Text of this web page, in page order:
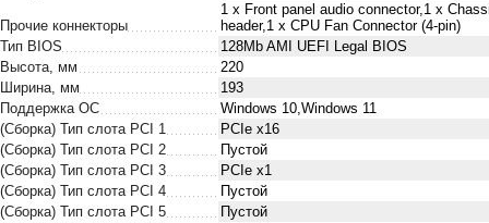
Прочие коннекторы
1 x Front panel audio connector,1 x
header,1 x CPU Fan Connector (4-pin)
Тип BIOS
128Mb AMI UEFI Legal BIOS
Высота, мм
220
Ширина, мм
193
Поддержка ОС
Windows 10,Windows 11
(Сборка) Тип слота PCI 1
PCIe x16
(Сборка) Тип слота PCI 2
Пустой
(Сборка) Тип слота PCI 3
PCIe x1
(Сборка) Тип слота PCI 4
Пустой
(Сборка) Тип слота PCI 5
Пустой